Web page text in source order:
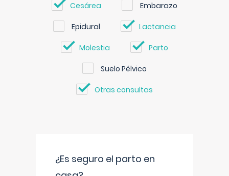
Cesárea Embarazo
Epidural Lactancia
Molestia Parto
Suelo Pélvico
Otras consultas
¿Es seguro el parto en